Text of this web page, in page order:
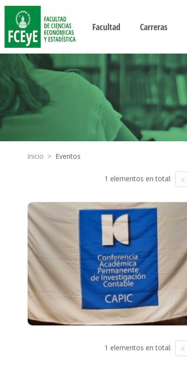
Facultad Carreras
Inicio > Eventos
1 elementos en total:
1 elementos en total: